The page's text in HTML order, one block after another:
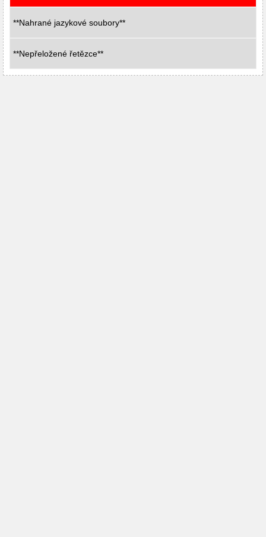
**Nahrané jazykové soubory**
**Nepřeložené řetězce**